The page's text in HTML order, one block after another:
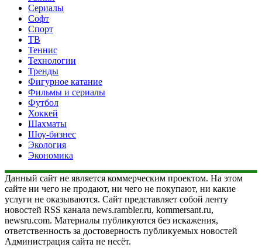
Сериалы
Софт
Спорт
ТВ
Теннис
Технологии
Тренды
Фигурное катание
Фильмы и сериалы
Футбол
Хоккей
Шахматы
Шоу-бизнес
Экология
Экономика
Данный сайт не является коммерческим проектом. На этом
сайте ни чего не продают, ни чего не покупают, ни какие
услуги не оказываются. Сайт представляет собой ленту
новостей RSS канала news.rambler.ru, kommersant.ru,
newsru.com. Материалы публикуются без искажения,
ответственность за достоверность публикуемых новостей
Администрация сайта не несёт.